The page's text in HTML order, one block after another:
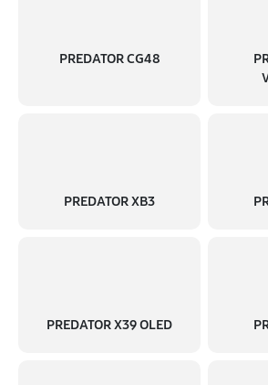
PREDATOR CG48
PREDATOR XB3
PREDATOR X39 OLED